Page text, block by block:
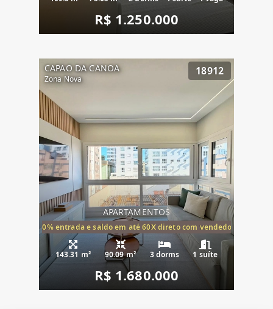
R$ 1.250.000
CAPAO DA CANOA
Zona Nova
18912
APARTAMENTOS
20% entrada e saldo em até 60X direto com vendedor
143.31 m² 90.09 m² 3 dorms 1 suíte
R$ 1.680.000